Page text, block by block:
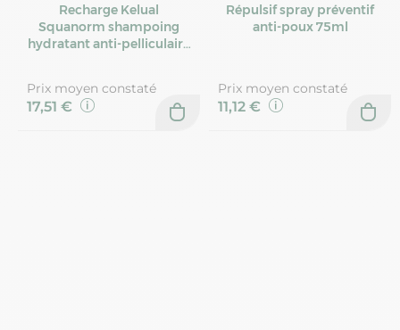
Recharge Kelual
Squanorm shampoing
hydratant anti-pelliculaire
Prix moyen constaté
17,51 €
Répulsif spray préventif
anti-poux 75ml
Prix moyen constaté
11,12 €